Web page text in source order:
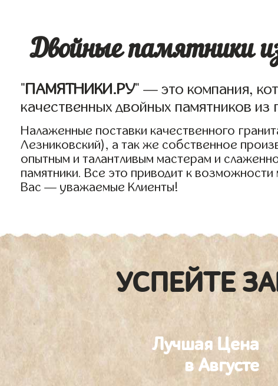
Двойные памятники
"ПАМЯТНИКИ.РУ" — это компания,
качественных двойных памятников
Налаженные поставки качественного
Лезниковский), а так же собственное
опытным и талантливым мастерам и
памятники. Все это приводит к
Вас — уважаемые Клиенты!
УСПЕЙТЕ
Лучшая Цена
в Августе